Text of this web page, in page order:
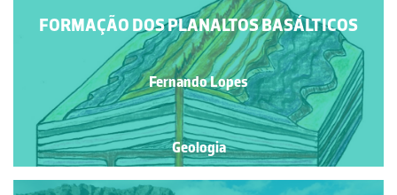
FORMAÇÃO DOS PLANALTOS BASÁLTICOS
Fernando Lopes
Geologia